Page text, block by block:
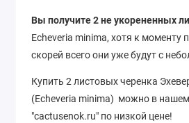
Вы получите 2 не укорененных
Echeveria minima, хотя к моменту
скорей всего они уже будут с
Купить 2 листовых черенка
(Echeveria minima) можно в нашем
"cactusenok.ru" по низкой цене!